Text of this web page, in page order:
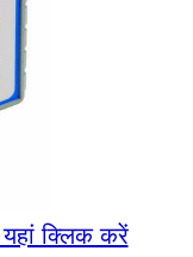
क्लिक करें